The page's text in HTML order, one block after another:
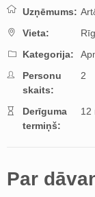
Uzņēmums:
Vieta:
Kategorija:
Personu
skaits:
2
Derīguma
termiņš:
12
Par